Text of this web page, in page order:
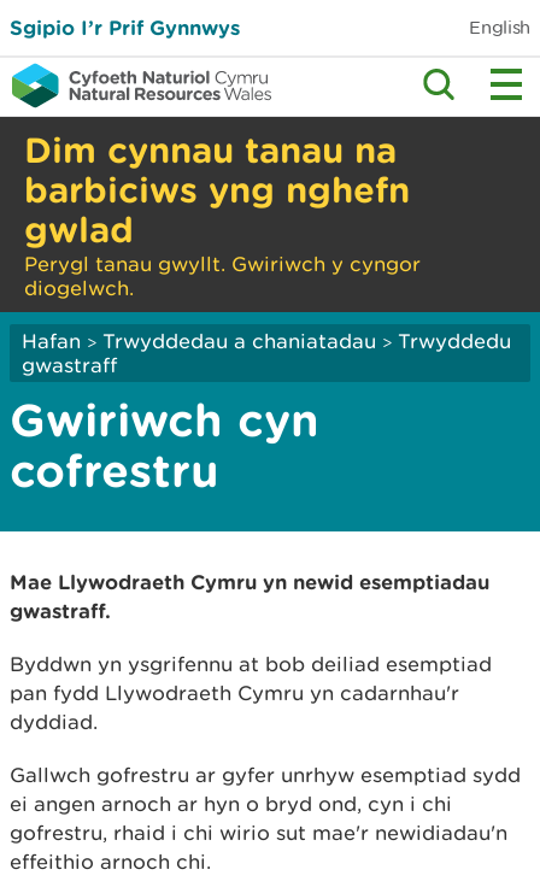
Sgipio I’r Prif Gynnwys English
Dim cynnau tanau na
barbiciws yng nghefn
gwlad
Perygl tanau gwyllt. Gwiriwch y cyngor
diogelwch.
Hafan > Trwyddedau a chaniatadau > Trwyddedu
gwastraff
Gwiriwch cyn
cofrestru
Mae Llywodraeth Cymru yn newid esemptiadau
gwastraff.
Byddwn yn ysgrifennu at bob deiliad esemptiad
pan fydd Llywodraeth Cymru yn cadarnhau'r
dyddiad.
Gallwch gofrestru ar gyfer unrhyw esemptiad sydd
ei angen arnoch ar hyn o bryd ond, cyn i chi
gofrestru, rhaid i chi wirio sut mae'r newidiadau'n
effeithio arnoch chi.